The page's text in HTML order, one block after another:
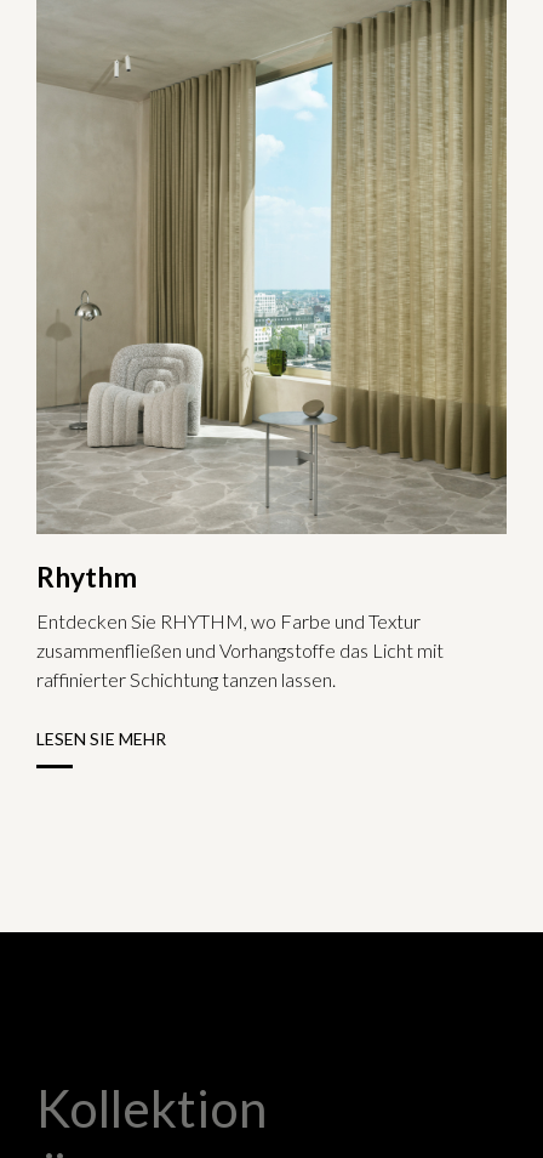
Rhythm
Entdecken Sie RHYTHM, wo Farbe und Textur
zusammenfließen und Vorhangstoffe das Licht mit
raffinierter Schichtung tanzen lassen.
LESEN SIE MEHR
Kollektion